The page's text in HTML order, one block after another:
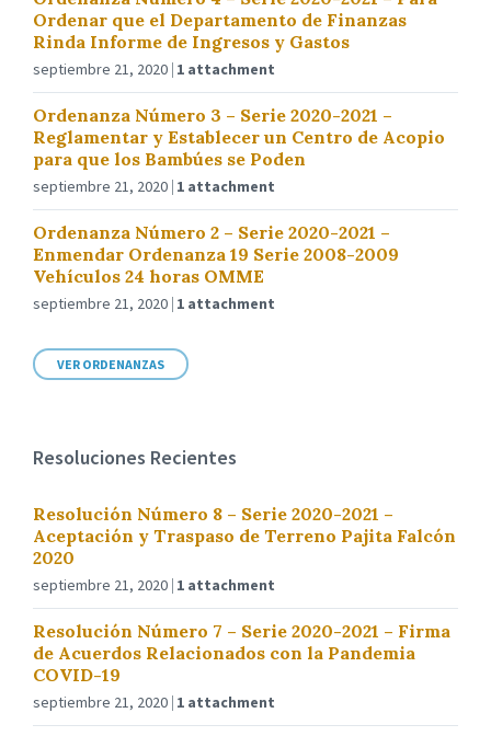
Ordenar que el Departamento de Finanzas
Rinda Informe de Ingresos y Gastos
septiembre 21, 2020 1 attachment
Ordenanza Número 3 – Serie 2020-2021 –
Reglamentar y Establecer un Centro de Acopio
para que los Bambúes se Poden
septiembre 21, 2020 1 attachment
Ordenanza Número 2 – Serie 2020-2021 –
Enmendar Ordenanza 19 Serie 2008-2009
Vehículos 24 horas OMME
septiembre 21, 2020 1 attachment
VER ORDENANZAS
Resoluciones Recientes
Resolución Número 8 – Serie 2020-2021 –
Aceptación y Traspaso de Terreno Pajita Falcón
2020
septiembre 21, 2020 1 attachment
Resolución Número 7 – Serie 2020-2021 – Firma
de Acuerdos Relacionados con la Pandemia
COVID-19
septiembre 21, 2020 1 attachment